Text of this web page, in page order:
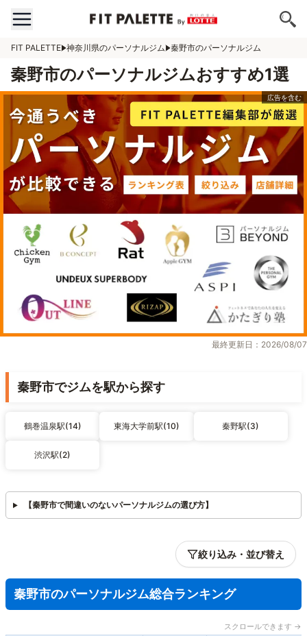
FIT PALETTE 神奈川県のパーソナルジム 秦野市のパーソナルジム
秦野市のパーソナルジムおすすめ1選
最終更新日：2026/08/07
秦野市でジムを駅から探す
鶴巻温泉駅(14) 東海大学前駅(10) 秦野駅(3)
渋沢駅(2)
【秦野市で間違いのないパーソナルジムの選び方】
絞り込み・並び替え
秦野市のパーソナルジム総合ランキング
スクロールできます →